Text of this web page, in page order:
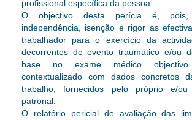
profissional específica da pessoa.
O objectivo desta perícia é, pois,
independência, isenção e rigor as
trabalhador para o exercício da
decorrentes de evento traumático e/ou
base no exame médico
contextualizado com dados concretos
trabalho, fornecidos pelo próprio e/
patronal.
O relatório pericial de avaliação das